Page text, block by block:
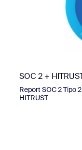
SOC 2 +
Report SOC 2 Tipo
HITRUST